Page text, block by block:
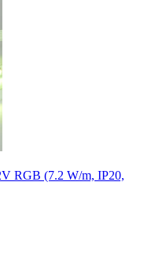
RGB (7.2 W/m, IP20,